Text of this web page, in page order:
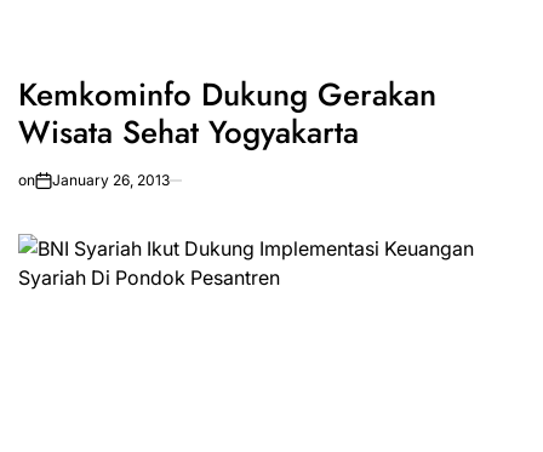
Kemkominfo Dukung Gerakan
Wisata Sehat Yogyakarta
on January 26, 2013